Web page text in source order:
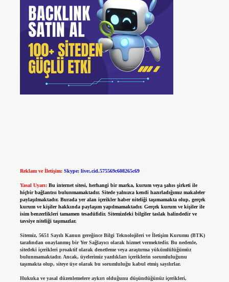
Reklam ve İletişim: Skype: live:.cid.575569c608265c69
Yasal Uyarı: Bu internet sitesi, herhangi bir marka, kurum veya şahıs şirketi ile
hiçbir bağlantısı bulunmamaktadır. Sitede yalnızca kendi hazırladığımız makaleler
paylaşılmaktadır. Burada yer alan içerikler haber niteliği taşımamakta olup, gerçek
kurum ve kişiler hakkında paylaşım yapılmamaktadır. Gerçek kurum ve kişiler ile
isim benzerlikleri tamamen tesadüfidir. Sitemizdeki bilgiler taslak halindedir ve
tavsiye niteliği taşımazlar.
Sitemiz, 5651 Sayılı Kanun gereğince Bilgi Teknolojileri ve İletişim Kurumu (BTK)
tarafından onaylanmış bir Yer Sağlayıcı olarak hizmet vermektedir. Bu nedenle,
sitedeki içerikleri proaktif olarak denetleme veya araştırma yükümlülüğümüz
bulunmamaktadır. Ancak, üyelerimiz yazdıkları içeriklerin sorumluluğunu
taşımakta olup, siteye üye olarak bu sorumluluğu kabul etmiş sayılırlar.
Hukuka ve yasal düzenlemelere aykırı olduğunu düşündüğünüz içerikleri,